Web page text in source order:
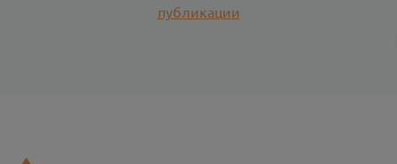
публикации